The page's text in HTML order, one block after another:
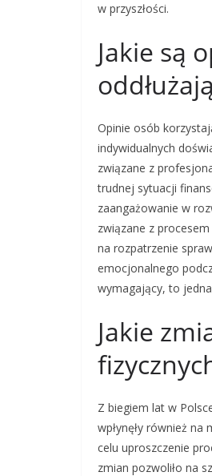
w przyszłości.
Jakie są
Opinie osób
indywidualnych
związane z
trudnej sytuacji
zaangażowanie w
związane z
na rozpatrzenie
emocjonalnego
wymagający, to
Jakie
Z biegiem lat w
wpłynęły również
celu uproszczenie
zmian pozwoliło na